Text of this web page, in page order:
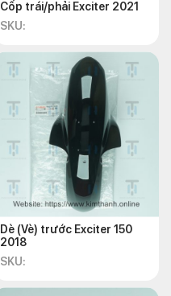
Cốp trái/phải Exciter 2021
SKU:
Dè (Vè) trước Exciter 150
2018
SKU: